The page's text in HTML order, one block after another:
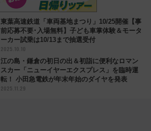
東葉高速鉄道「車両基地まつり」10/25開催【事
前応募不要･入場無料】子ども車掌体験＆モータ
ーカー試乗は10/13まで抽選受付
2025.10.10
江の島・鎌倉の初日の出＆初詣に便利なロマン
スカー「ニューイヤーエクスプレス」を臨時運
転！ 小田急電鉄が年末年始のダイヤを発表
2025.11.29